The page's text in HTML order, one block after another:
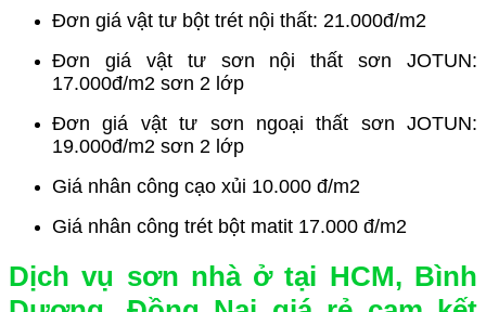
Đơn giá vật tư bột trét nội thất: 21.000đ/m2
Đơn giá vật tư sơn nội thất sơn JOTUN:
17.000đ/m2 sơn 2 lớp
Đơn giá vật tư sơn ngoại thất sơn JOTUN:
19.000đ/m2 sơn 2 lớp
Giá nhân công cạo xủi 10.000 đ/m2
Giá nhân công trét bột matit 17.000 đ/m2
Dịch vụ sơn nhà ở tại HCM, Bình